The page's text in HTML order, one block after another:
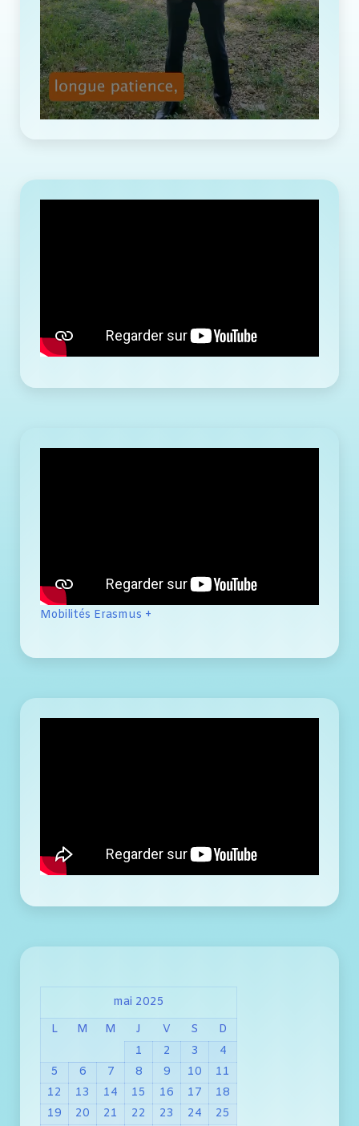
Mobilités Erasmus +
mai 2025
L
M M J V S
D
1
2 3
4
5
6 7 8 9 10
11
12
13 14 15 16 17
18
19
20 21 22 23 24
25